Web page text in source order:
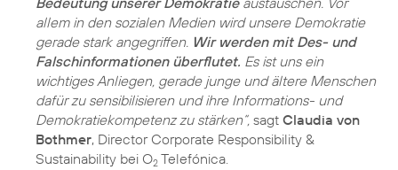
allem in den sozialen Medien wird unsere Demokratie
gerade stark angegriffen. Wir werden mit Des- und
Falschinformationen überflutet. Es ist uns ein
wichtiges Anliegen, gerade junge und ältere Menschen
dafür zu sensibilisieren und ihre Informations- und
Demokratiekompetenz zu stärken“, sagt Claudia von
Bothmer, Director Corporate Responsibility &
Sustainability bei O2 Telefónica.